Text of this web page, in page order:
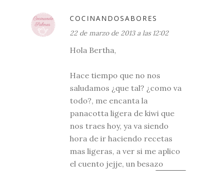
COCINANDOSABORES
22 de marzo de 2013 a las 12:02
Hola Bertha,
Hace tiempo que no nos
saludamos ¿que tal? ¿como va
todo?, me encanta la
panacotta ligera de kiwi que
nos traes hoy, ya va siendo
hora de ir haciendo recetas
mas ligeras, a ver si me aplico
el cuento jejje, un besazo